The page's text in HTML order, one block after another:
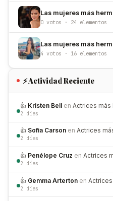
Las mujeres más
0 votos · 24 elementos
Las mujeres más
4 votos · 16 elementos
⚡ Actividad Reciente
👍 Kristen Bell en Actrices
2 días
👍 Sofia Carson en Actrices
2 días
👍 Penélope Cruz en Actrices
2 días
👍 Gemma Arterton en
2 días